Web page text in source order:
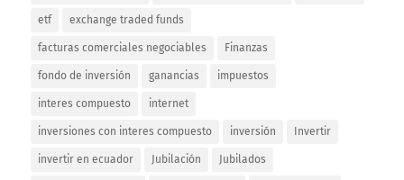
etf exchange traded funds
facturas comerciales negociables Finanzas
fondo de inversión ganancias impuestos
interes compuesto internet
inversiones con interes compuesto inversión Invertir
invertir en ecuador Jubilación Jubilados